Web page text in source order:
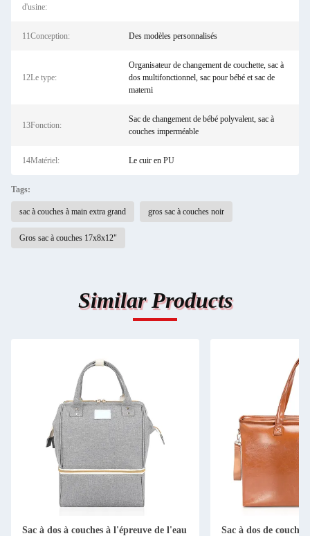
d'usine:
11Conception: Des modèles personnalisés
12Le type:
Organisateur de changement de couchette, sac à
dos multifonctionnel, sac pour bébé et sac de
materni
13Fonction:
Sac de changement de bébé polyvalent, sac à
couches imperméable
14Matériel: Le cuir en PU
Tags:
sac à couches à main extra grand gros sac à couches noir
Gros sac à couches 17x8x12"
Similar Products
Sac à dos à couches à l'épreuve de l'eau
Sac à dos de